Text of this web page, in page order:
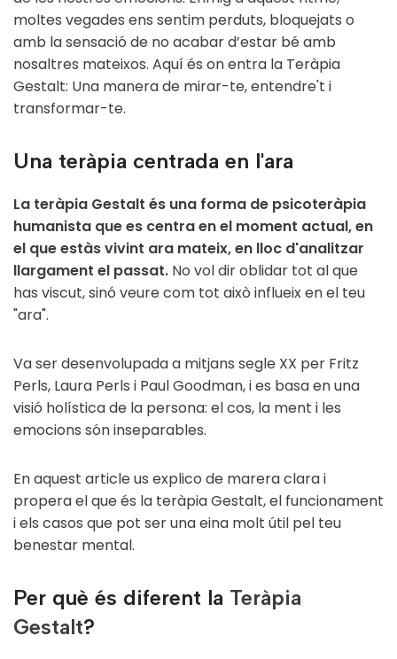
moltes vegades ens sentim perduts, bloquejats o
amb la sensació de no acabar d’estar bé amb
nosaltres mateixos. Aquí és on entra la Teràpia
Gestalt: Una manera de mirar-te, entendre't i
transformar-te.
Una teràpia centrada en l'ara
La teràpia Gestalt és una forma de psicoteràpia
humanista que es centra en el moment actual, en
el que estàs vivint ara mateix, en lloc d'analitzar
llargament el passat. No vol dir oblidar tot al que
has viscut, sinó veure com tot això influeix en el teu
"ara".
Va ser desenvolupada a mitjans segle XX per Fritz
Perls, Laura Perls i Paul Goodman, i es basa en una
visió holística de la persona: el cos, la ment i les
emocions són inseparables.
En aquest article us explico de marera clara i
propera el que és la teràpia Gestalt, el funcionament
i els casos que pot ser una eina molt útil pel teu
benestar mental.
Per què és diferent la Teràpia
Gestalt?